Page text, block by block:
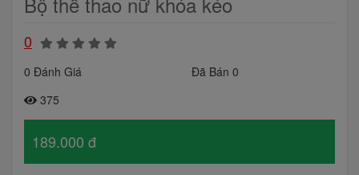
0
0 Đánh Giá
Đã Bán 0
375
189.000 đ